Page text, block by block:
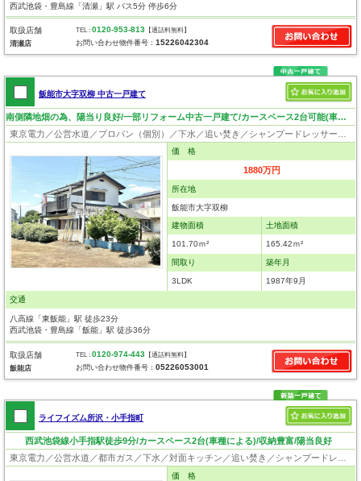
西武池袋・豊島線「清瀬」駅 バス5分 停歩6分
取扱店舗
清瀬店
TEL :0120-953-813 【通話料無料】
お問い合わせ物件番号：15226042304
飯能市大字双柳 中古一戸建て
南側隣地畑の為、陽当り良好/一部リフォーム中古一戸建て/カースペース2台可能(車種制限有)/敷地約50坪
価 格
1880万円
所在地
飯能市大字双柳
建物面積
101.70ｍ²
土地面積
165.42ｍ²
間取り
3LDK
築年月
1987年9月
交通
八高線「東飯能」駅 徒歩23分
西武池袋・豊島線「飯能」駅 徒歩36分
取扱店舗
飯能店
TEL :0120-974-443 【通話料無料】
お問い合わせ物件番号：05226053001
ライフイズム所沢・小手指町
西武池袋線小手指駅徒歩9分/カースペース2台(車種による)/収納豊富/陽当良好
価 格